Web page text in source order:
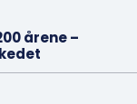
årene –